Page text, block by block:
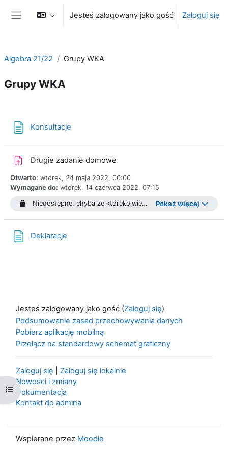
Przejdź do głównej zawartości
Panel boczny
Jesteś zalogowany jako gość Zaloguj się
Otwórz indeks kursu
Algebra 21/22 Grupy WKA
Grupy WKA
Konsultacje
Drugie zadanie domowe
Otwarto: wtorek, 24 maja 2022, 00:00
Wymagane do: wtorek, 14 czerwca 2022, 07:15
Pokaż więcej
Niedostępne, chyba że którekolwiek z: Należysz do grupy
Deklaracje
Jesteś zalogowany jako gość (Zaloguj się)
Podsumowanie zasad przechowywania danych
Pobierz aplikację mobilną
Przełącz na standardowy schemat graficzny
Zaloguj się
Zaloguj się lokalnie
Nowości i zmiany
Dokumentacja
Kontakt do admina
Wspierane przez Moodle